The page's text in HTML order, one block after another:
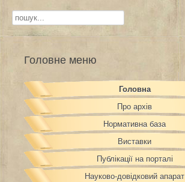
Пошук...
Головне меню
Головна
Про архів
Нормативна база
Виставки
Публікації на порталі
Науково-довідковий апарат